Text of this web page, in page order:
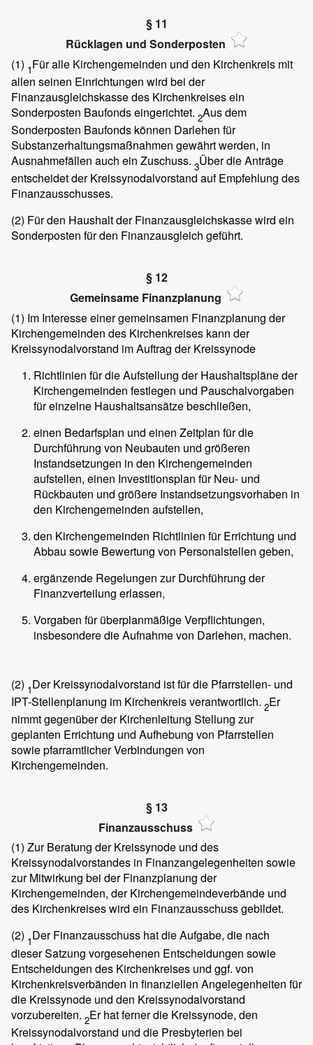
§ 11
Rücklagen und Sonderposten
(1) 1Für alle Kirchengemeinden und den Kirchenkreis mit
allen seinen Einrichtungen wird bei der
Finanzausgleichskasse des Kirchenkreises ein
Sonderposten Baufonds eingerichtet. 2Aus dem
Sonderposten Baufonds können Darlehen für
Substanzerhaltungsmaßnahmen gewährt werden, in
Ausnahmefällen auch ein Zuschuss. 3Über die Anträge
entscheidet der Kreissynodalvorstand auf Empfehlung des
Finanzausschusses.
(2) Für den Haushalt der Finanzausgleichskasse wird ein
Sonderposten für den Finanzausgleich geführt.
§ 12
Gemeinsame Finanzplanung
(1) Im Interesse einer gemeinsamen Finanzplanung der
Kirchengemeinden des Kirchenkreises kann der
Kreissynodalvorstand im Auftrag der Kreissynode
Richtlinien für die Aufstellung der Haushaltspläne der
Kirchengemeinden festlegen und Pauschalvorgaben
für einzelne Haushaltsansätze beschließen,
einen Bedarfsplan und einen Zeitplan für die
Durchführung von Neubauten und größeren
Instandsetzungen in den Kirchengemeinden
aufstellen, einen Investitionsplan für Neu- und
Rückbauten und größere Instandsetzungsvorhaben in
den Kirchengemeinden aufstellen,
den Kirchengemeinden Richtlinien für Errichtung und
Abbau sowie Bewertung von Personalstellen geben,
ergänzende Regelungen zur Durchführung der
Finanzverteilung erlassen,
Vorgaben für überplanmäßige Verpflichtungen,
insbesondere die Aufnahme von Darlehen, machen.
(2) 1Der Kreissynodalvorstand ist für die Pfarrstellen- und
IPT-Stellenplanung im Kirchenkreis verantwortlich. 2Er
nimmt gegenüber der Kirchenleitung Stellung zur
geplanten Errichtung und Aufhebung von Pfarrstellen
sowie pfarramtlicher Verbindungen von
Kirchengemeinden.
§ 13
Finanzausschuss
(1) Zur Beratung der Kreissynode und des
Kreissynodalvorstandes in Finanzangelegenheiten sowie
zur Mitwirkung bei der Finanzplanung der
Kirchengemeinden, der Kirchengemeindeverbände und
des Kirchenkreises wird ein Finanzausschuss gebildet.
(2) 1Der Finanzausschuss hat die Aufgabe, die nach
dieser Satzung vorgesehenen Entscheidungen sowie
Entscheidungen des Kirchenkreises und ggf. von
Kirchenkreisverbänden in finanziellen Angelegenheiten für
die Kreissynode und den Kreissynodalvorstand
vorzubereiten. 2Er hat ferner die Kreissynode, den
Kreissynodalvorstand und die Presbyterien bei